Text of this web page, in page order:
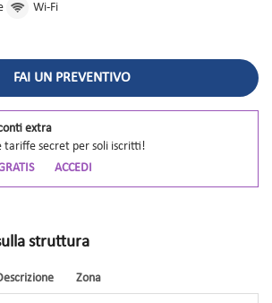
Wi-Fi
FAI UN PREVENTIVO
extra
tariffe secret per soli iscritti!
ACCEDI
struttura
Zona